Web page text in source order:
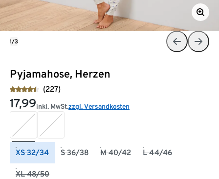
Pyjamahose, Herzen
(227)
17,99inkl. MwSt.zzgl. Versandkosten
XS 32/34 S 36/38 M 40/42 L 44/46
XL 48/50
1/3